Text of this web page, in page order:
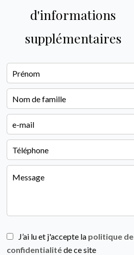
d'informations
supplémentaires
J’ai lu et j'accepte la politique de
confidentialitéde ce site